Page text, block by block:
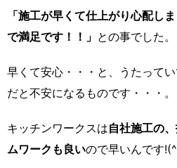
「施工が早くて仕上がり心配し
で満足です！！」 との事でした。
早くて安心・・・と、うたって
だと不安になるものです・・・。
キッチンワークスは自社施工の
ムワークも良いので早いんです